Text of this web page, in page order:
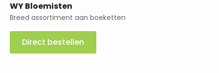
WY Bloemisten
Breed assortiment aan boeketten
Direct bestellen